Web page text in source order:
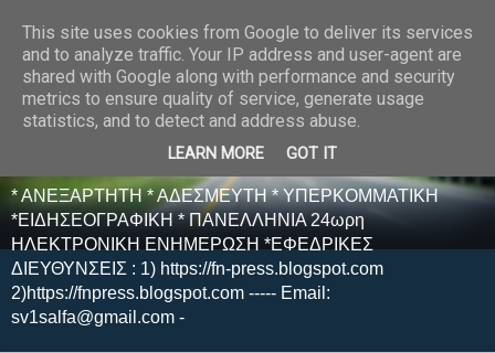
E F E N P R E S S -
ΗΛΕΚΤΡΟΝΙΚΗ
ΕΦΗΜΕΡΙΔΑ
* ΑΝΕΞΑΡΤΗΤΗ * ΑΔΕΣΜΕΥΤΗ * ΥΠΕΡΚΟΜΜΑΤΙΚΗ
*ΕΙΔΗΣΕΟΓΡΑΦΙΚΗ * ΠΑΝΕΛΛΗΝΙΑ 24ωρη
ΗΛΕΚΤΡΟΝΙΚΗ ΕΝΗΜΕΡΩΣΗ *ΕΦΕΔΡΙΚΕΣ
ΔΙΕΥΘΥΝΣΕΙΣ : 1) https://fn-press.blogspot.com
2)https://fnpress.blogspot.com ----- Email:
sv1salfa@gmail.com -
This site uses cookies from Google to deliver its services
and to analyze traffic. Your IP address and user-agent are
shared with Google along with performance and security
metrics to ensure quality of service, generate usage
statistics, and to detect and address abuse.
LEARN MORE GOT IT